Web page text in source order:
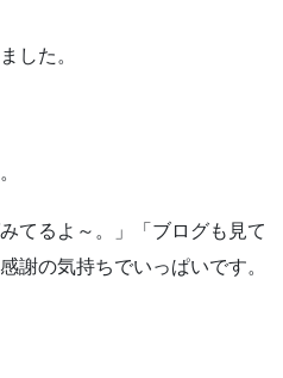
した。
てるよ～。」「ブログも見て
謝の気持ちでいっぱいです。